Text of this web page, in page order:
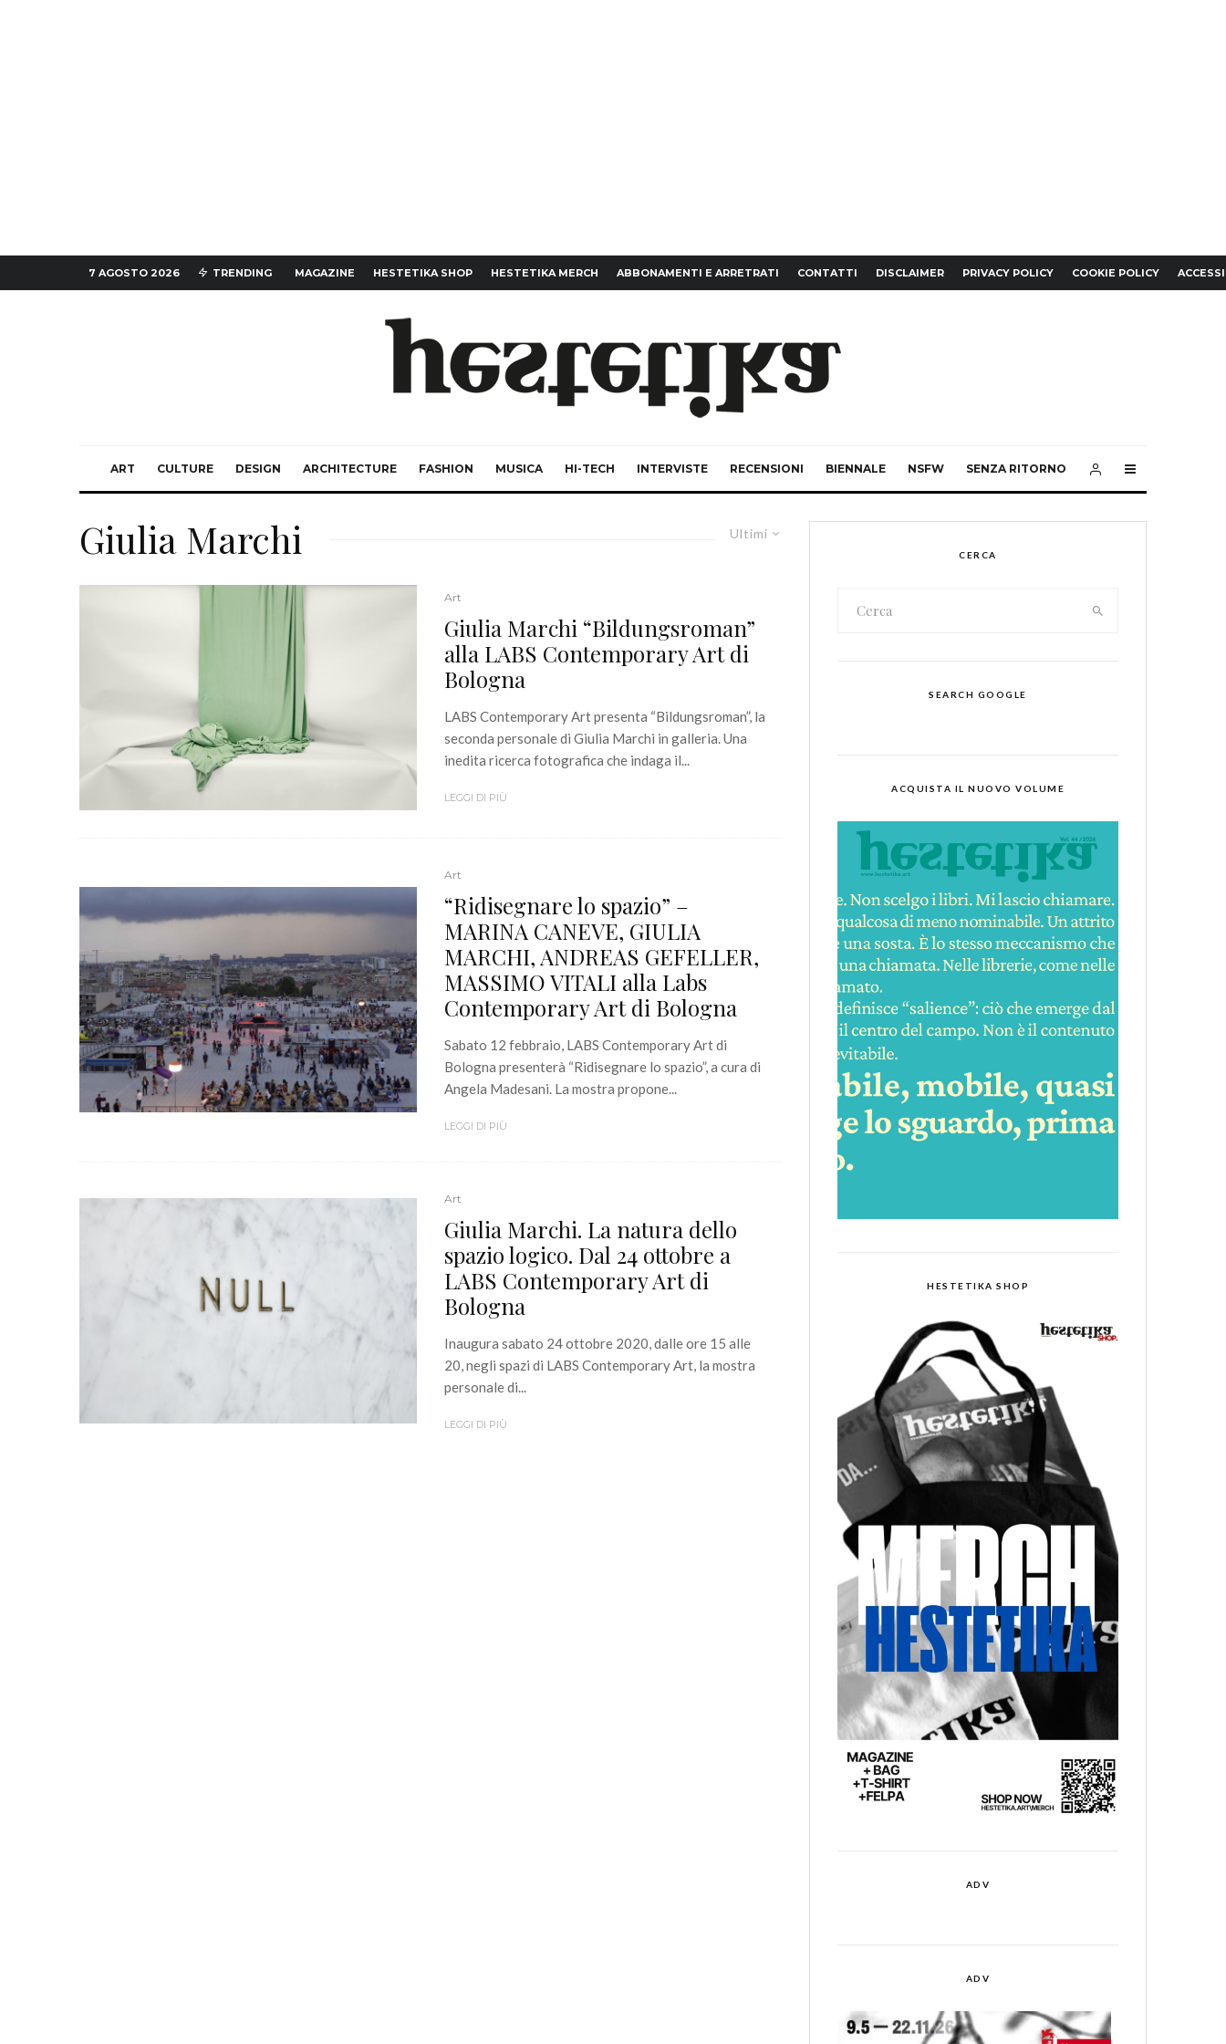
7 AGOSTO 2026 TRENDING MAGAZINE HESTETIKA SHOP HESTETIKA MERCH ABBONAMENTI E ARRETRATI CONTATTI DISCLAIMER PRIVACY POLICY COOKIE POLICY
ART CULTURE DESIGN ARCHITECTURE FASHION MUSICA HI-TECH INTERVISTE RECENSIONI BIENNALE NSFW SENZA RITORNO
Ultimi
Giulia Marchi
Art
Giulia Marchi “Bildungsroman”
alla LABS Contemporary Art di
Bologna
LABS Contemporary Art presenta “Bildungsroman”, la
seconda personale di Giulia Marchi in galleria. Una
inedita ricerca fotografica che indaga il...
LEGGI DI PIÙ
Art
“Ridisegnare lo spazio” –
MARINA CANEVE, GIULIA
MARCHI, ANDREAS GEFELLER,
MASSIMO VITALI alla Labs
Contemporary Art di Bologna
Sabato 12 febbraio, LABS Contemporary Art di
Bologna presenterà “Ridisegnare lo spazio”, a cura di
Angela Madesani. La mostra propone...
LEGGI DI PIÙ
Art
Giulia Marchi. La natura dello
spazio logico. Dal 24 ottobre a
LABS Contemporary Art di
Bologna
Inaugura sabato 24 ottobre 2020, dalle ore 15 alle
20, negli spazi di LABS Contemporary Art, la mostra
personale di...
LEGGI DI PIÙ
CERCA
SEARCH GOOGLE
ACQUISTA IL NUOVO VOLUME
HESTETIKA SHOP
ADV
ADV